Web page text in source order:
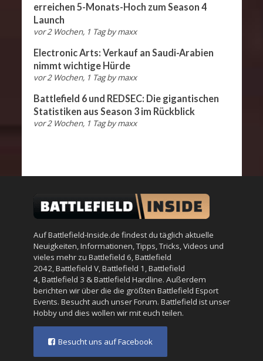
erreichen 5-Monats-Hoch zum Season 4
Launch
vor 2 Wochen, 1 Tag bymaxx
Electronic Arts: Verkauf an Saudi-Arabien
nimmt wichtige Hürde
vor 2 Wochen, 1 Tag bymaxx
Battlefield 6 und REDSEC: Die gigantischen
Statistiken aus Season 3 im Rückblick
vor 2 Wochen, 1 Tag bymaxx
Auf Battlefield-Inside.de findest du täglich aktuelle
Neuigkeiten, Informationen, Tipps, Tricks, Videos und
vieles mehr zu Battlefield 6 Battlefield
2042 Battlefield V, Battlefield 1 Battlefield
4, Battlefield 3 &Battlefield Hardline. Außerdem
berichten wir über die die größten Battlefield Esport
Events. Besucht auch unserForum. Battlefield ist unser
Hobby und dies wollen wir mit euch teilen.
Besucht uns auf Facebook